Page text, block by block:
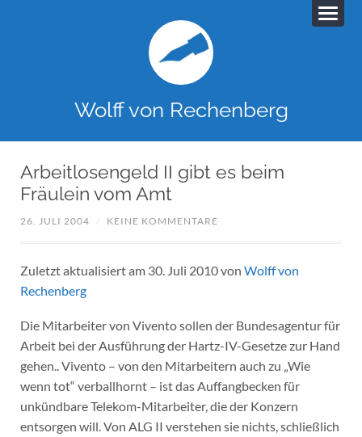
Wolff von Rechenberg
Arbeitlosengeld II gibt es beim
Fräulein vom Amt
26. JULI 2004 / KEINE KOMMENTARE
Zuletzt aktualisiert am 30. Juli 2010 von Wolff von
Rechenberg
Die Mitarbeiter von Vivento sollen der Bundesagentur für
Arbeit bei der Ausführung der Hartz-IV-Gesetze zur Hand
gehen.. Vivento – von den Mitarbeitern auch zu „Wie
wenn tot“ verballhornt – ist das Auffangbecken für
unkündbare Telekom-Mitarbeiter, die der Konzern
entsorgen will. Von ALG II verstehen sie nichts, schließlich